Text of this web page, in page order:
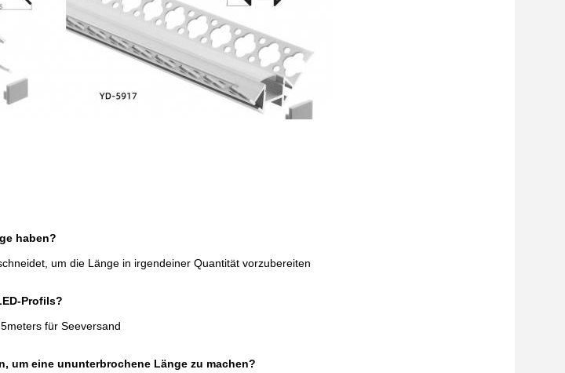
haben?
um die Länge in irgendeiner Quantität vorzubereiten
Profils?
für Seeversand
um eine ununterbrochene Länge zu machen?